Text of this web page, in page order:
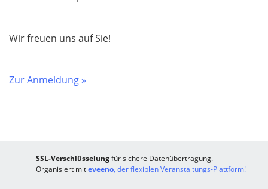
Wir freuen uns auf Sie!
Zur Anmeldung »
SSL-Verschlüsselungfür sichere Datenübertragung.
Organisiert miteveeno, der flexiblen Veranstaltungs-Plattform!